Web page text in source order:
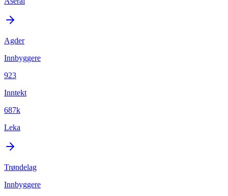
Agder
Innbyggere
923
Inntekt
687k
Leka
Trøndelag
Innbyggere